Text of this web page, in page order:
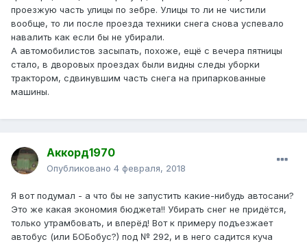
проезжую часть улицы по зебре. Улицы то ли не чистили
вообще, то ли после проезда техники снега снова успевало
навалить как если бы не убирали.
А автомобилистов засыпать, похоже, ещё с вечера пятницы
стало, в дворовых проездах были видны следы уборки
трактором, сдвинувшим часть снега на припаркованные
машины.
Аккорд1970
Опубликовано 4 февраля, 2018
Я вот подумал - а что бы не запустить какие-нибудь автосани?
Это же какая экономия бюджета!! Убирать снег не придётся,
только утрамбовать, и вперёд! Вот к примеру подъезжает
автобус (или БОБобус?) под № 292, и в него садится куча